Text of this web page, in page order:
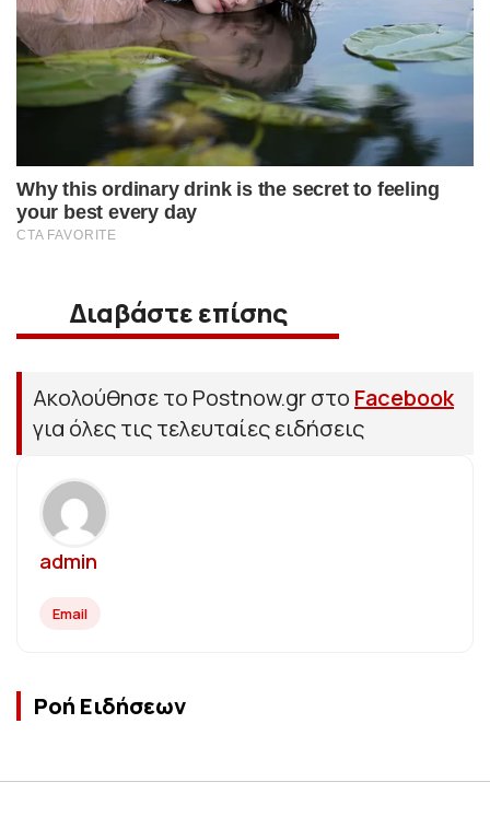
Διαβάστε επίσης
Ακολούθησε το Postnow.gr στο Facebook
για όλες τις τελευταίες ειδήσεις
admin
Email
Ροή Ειδήσεων